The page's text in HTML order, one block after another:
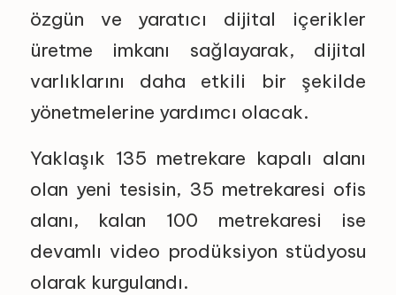
özgün ve yaratıcı dijital içerikler
üretme imkanı sağlayarak, dijital
varlıklarını daha etkili bir şekilde
yönetmelerine yardımcı olacak.
Yaklaşık 135 metrekare kapalı alanı
olan yeni tesisin, 35 metrekaresi ofis
alanı, kalan 100 metrekaresi ise
devamlı video prodüksiyon stüdyosu
olarak kurgulandı.